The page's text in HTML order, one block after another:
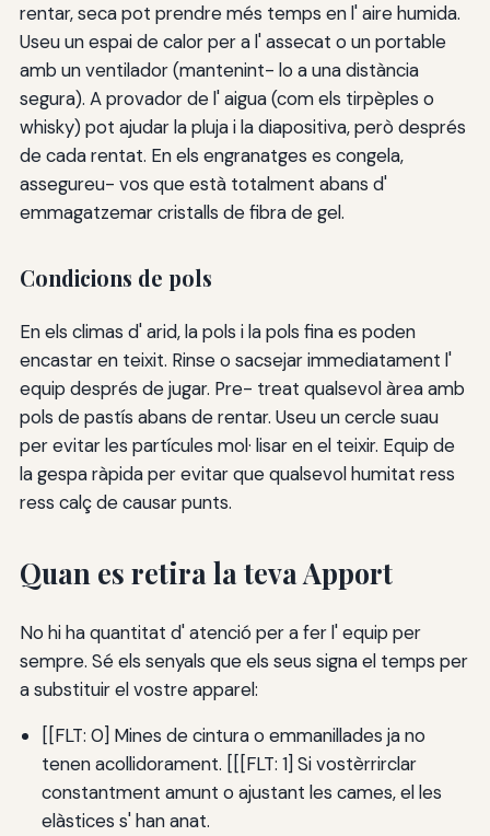
rentar, seca pot prendre més temps en l' aire humida.
Useu un espai de calor per a l' assecat o un portable
amb un ventilador (mantenint- lo a una distància
segura). A provador de l' aigua (com els tirpèples o
whisky) pot ajudar la pluja i la diapositiva, però després
de cada rentat. En els engranatges es congela,
assegureu- vos que està totalment abans d'
emmagatzemar cristalls de fibra de gel.
Condicions de pols
En els climas d' arid, la pols i la pols fina es poden
encastar en teixit. Rinse o sacsejar immediatament l'
equip després de jugar. Pre- treat qualsevol àrea amb
pols de pastís abans de rentar. Useu un cercle suau
per evitar les partícules mol· lisar en el teixir. Equip de
la gespa ràpida per evitar que qualsevol humitat ress
ress calç de causar punts.
Quan es retira la teva Apport
No hi ha quantitat d' atenció per a fer l' equip per
sempre. Sé els senyals que els seus signa el temps per
a substituir el vostre apparel:
[[FLT: 0] Mines de cintura o emmanillades ja no
tenen acollidorament. [[[FLT: 1] Si vostèrrirclar
constantment amunt o ajustant les cames, el les
elàstices s' han anat.